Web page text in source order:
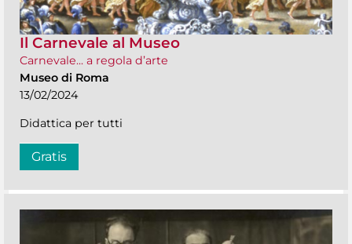
Il Carnevale al Museo
Carnevale... a regola d’arte
Museo di Roma
13/02/2024
Didattica per tutti
Gratis